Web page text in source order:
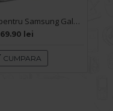
Husa spate pentru Samsung Galaxy A34 5G- Dinamic case
69.90 lei
CUMPARA